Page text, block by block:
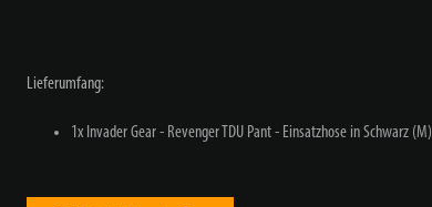
Lieferumfang:
1x Invader Gear - Revenger TDU Pant - Einsatzhose in Schwarz (M)